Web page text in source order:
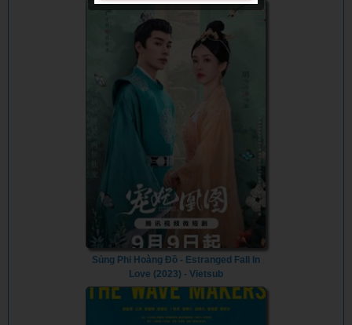
Sủng Phi Hoàng Đồ - Estranged Fall In
Love (2023) - Vietsub